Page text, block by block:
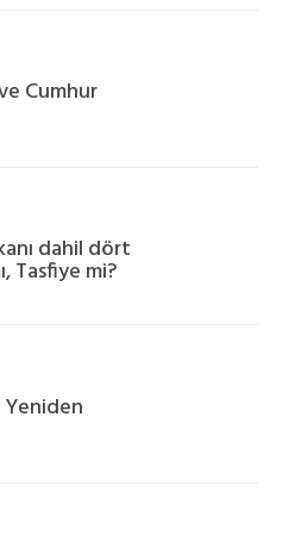
Cumhur
dahil dört
Tasfiye mi?
Yeniden